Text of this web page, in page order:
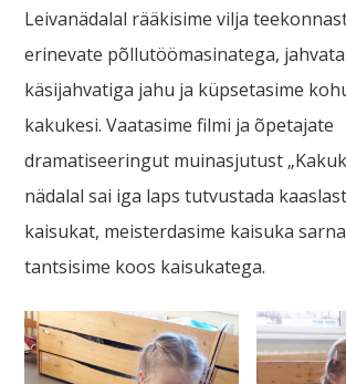
Leivanädalal rääkisime vilja
erinevate põllutöömasinatega,
käsijahvatiga jahu ja küpsetasime
kakukesi. Vaatasime filmi ja õpetajate
dramatiseeringut muinasjutust
nädalal sai iga laps tutvustada
kaisukat, meisterdasime kaisuka
tantsisime koos kaisukatega.